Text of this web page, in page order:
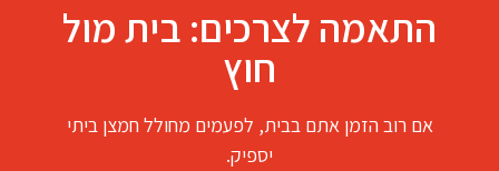
התאמה לצרכים: בית מול
חוץ
אם רוב הזמן אתם בבית, לפעמים מחולל חמצן ביתי
יספיק.